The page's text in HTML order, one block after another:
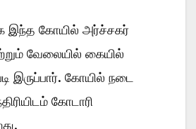
இந்த கோயில் அர்ச்சகர்
வேலையில் கையில்
இருப்பார். கோயில் நடை
கோடாரி